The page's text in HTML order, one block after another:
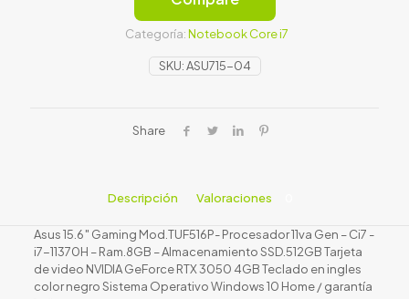
SKU:ASU715-04
Categoría:Notebook Core i7
Share
Descripción Valoraciones
Asus 15.6″ Gaming Mod.TUF516P- Procesador 11va Gen – Ci7 -
i7-11370H – Ram.8GB – Almacenamiento SSD.512GB Tarjeta
de video NVIDIA GeForce RTX 3050 4GB Teclado en ingles
color negro Sistema Operativo Windows 10 Home / garantía